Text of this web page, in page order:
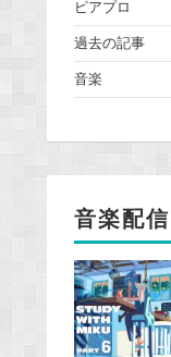
ピアプロ
過去の記事
音楽
音楽配